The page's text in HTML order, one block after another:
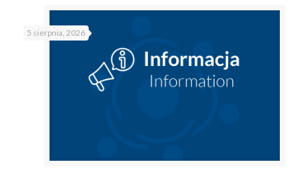
5 sierpnia, 2026